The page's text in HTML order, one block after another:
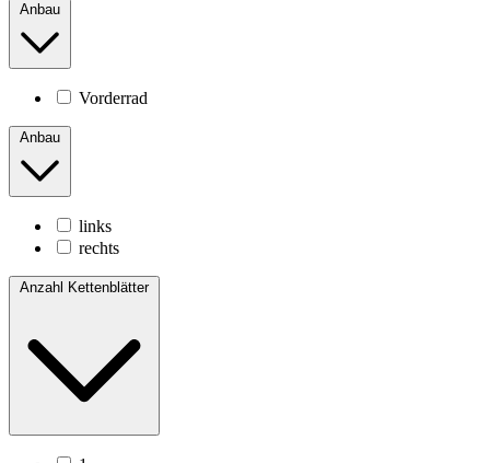
Anbau
Vorderrad
Anbau
links
rechts
Anzahl Kettenblätter